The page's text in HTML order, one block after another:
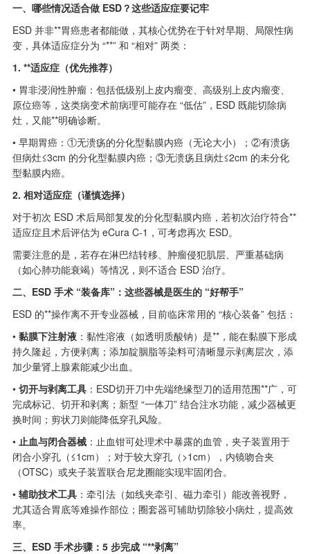
一、哪些情况适合做 ESD？这些适应症要记牢
ESD 并非**胃癌患者都能做，其核心优势在于针对早期、局限性病
变，具体适应症分为 “**” 和 “相对” 两类：
1. **适应症（优先推荐）
• 胃非浸润性肿瘤：包括低级别上皮内瘤变、高级别上皮内瘤变、
原位癌等，这类病变术前病理可能存在 “低估”，ESD 既能切除病
灶，又能**明确诊断。
• 早期胃癌：①无溃疡的分化型黏膜内癌（无论大小）；②有溃疡
但病灶≤3cm 的分化型黏膜内癌；③无溃疡且病灶≤2cm 的未分化
型黏膜内癌。
2. 相对适应症（谨慎选择）
对于初次 ESD 术后局部复发的分化型黏膜内癌，若初次治疗符合**
适应症且术后评估为 eCura C-1，可考虑再次 ESD。
需要注意的是，若存在淋巴结转移、肿瘤侵犯肌层、严重基础病
（如心肺功能衰竭）等情况，则不适合 ESD 治疗。
二、ESD 手术 “装备库”：这些器械是医生的 “好帮手”
ESD 的**操作离不开专业器械，目前临床常用的 “核心装备” 包括：
• 黏膜下注射液：黏性溶液（如透明质酸钠）是**，能在黏膜下形成
持久隆起，方便剥离；添加靛胭脂等染料可清晰显示剥离层次，添
加少量肾上腺素能减少出血。
• 切开与剥离工具：ESD切开刀中先端绝缘型刀的适用范围**广，可
完成标记、切开和剥离；新型 “一体刀” 结合注水功能，减少器械更
换时间；剪状刀则能降低穿孔风险。
• 止血与闭合器械：止血钳可处理术中暴露的血管，夹子装置用于
闭合小穿孔（≤1cm）；对于较大穿孔（>1cm），内镜吻合夹
（OTSC）或夹子装置联合尼龙圈能实现牢固闭合。
• 辅助技术工具：牵引法（如线夹牵引、磁力牵引）能改善视野，
尤其适合胃底等难操作部位；圈套器可辅助切除较小病灶，提高效
率。
三、ESD 手术步骤：5 步完成 “**剥离”